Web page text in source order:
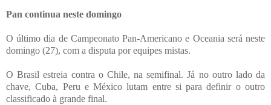
Pan continua neste domingo
O último dia de Campeonato Pan-Americano e Oceania será neste
domingo (27), com a disputa por equipes mistas.
O Brasil estreia contra o Chile, na semifinal. Já no outro lado da
chave, Cuba, Peru e México lutam entre si para definir o outro
classificado à grande final.